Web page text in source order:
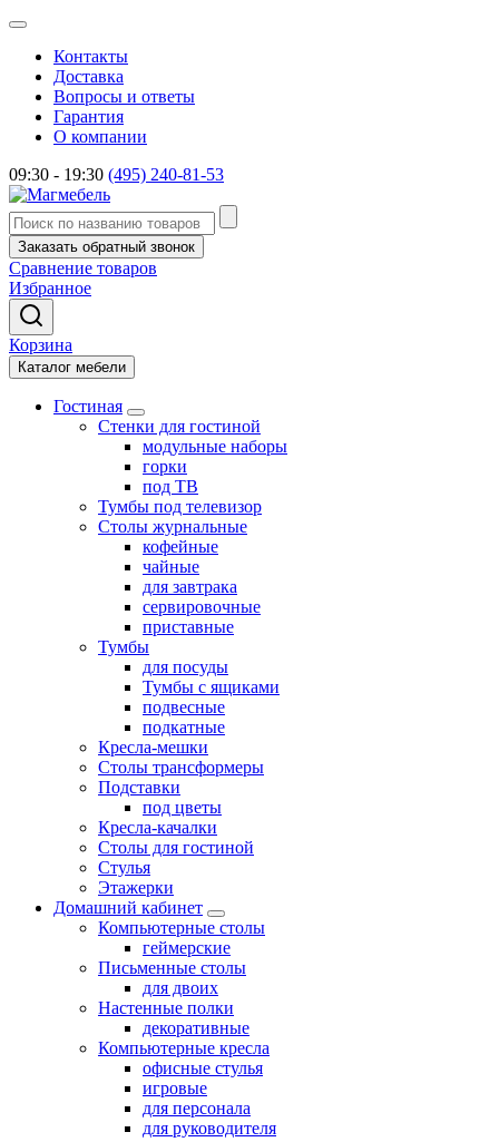
Контакты
Доставка
Вопросы и ответы
Гарантия
О компании
09:30 - 19:30 (495) 240-81-53
Заказать обратный звонок
Сравнение товаров
Избранное
Корзина
Каталог мебели
Гостиная
Стенки для гостиной
модульные наборы
горки
под ТВ
Тумбы под телевизор
Столы журнальные
кофейные
чайные
для завтрака
сервировочные
приставные
Тумбы
для посуды
Тумбы с ящиками
подвесные
подкатные
Кресла-мешки
Столы трансформеры
Подставки
под цветы
Кресла-качалки
Столы для гостиной
Стулья
Этажерки
Домашний кабинет
Компьютерные столы
геймерские
Письменные столы
для двоих
Настенные полки
декоративные
Компьютерные кресла
офисные стулья
игровые
для персонала
для руководителя